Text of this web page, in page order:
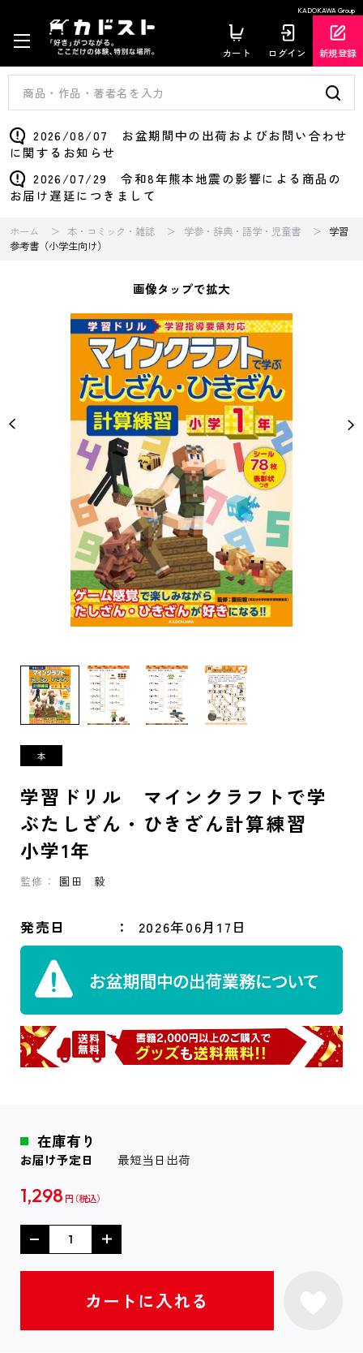
KADOKAWA Group
カート ログイン 新規登録
2026/08/07 お盆期間中の出荷およびお問い合わせ
に関するお知らせ
2026/07/29 令和8年熊本地震の影響による商品の
お届け遅延につきまして
ホーム 本・コミック・雑誌 学参・辞典・語学・児童書
学習
参考書（小学生向け）
画像タップで拡大
学習ドリル マインクラフトで学
ぶたしざん・ひきざん計算練習
小学1年
監修： 園田 毅
発売日 2026年06月17日
在庫有り
お届け予定日 最短当日出荷
1,298 円